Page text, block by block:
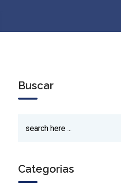
Buscar
Categorias